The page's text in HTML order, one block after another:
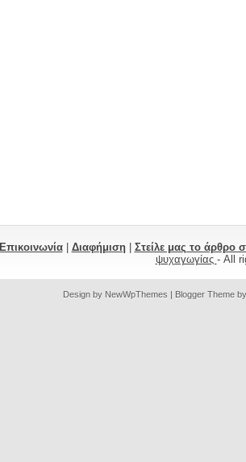
Επικοινωνία| Διαφήμιση| Στείλε μας το άρθρο
ψυχαγωγίας - All
Design by NewWpThemes | Blogger Theme